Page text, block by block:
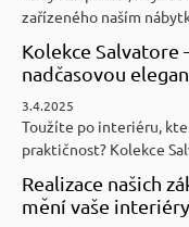
zařízeného naším
Kolekce Salvatore
nadčasovou
3.4.2025
Toužíte po interiéru,
praktičnost? Kolekce
Realizace našich
mění vaše interiéry